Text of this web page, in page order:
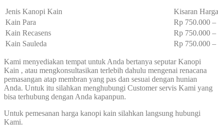
Jenis Kanopi Kain
Kisaran
Kain Para
Rp 750.000
Kain Recasens
Rp 750.000
Kain Sauleda
Rp 750.000
Kami menyediakan tempat untuk Anda bertanya seputar Kanopi
Kain , atau mengkonsultasikan terlebih dahulu mengenai renacana
pemasangan atap membran yang pas dan sesuai dengan hunian
Anda. Untuk itu silahkan menghubungi Customer servis Kami yang
bisa terhubung dengan Anda kapanpun.
Untuk pemesanan harga kanopi kain silahkan langsung hubungi
Kami.